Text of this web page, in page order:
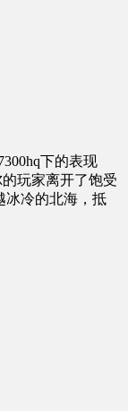
下的表现
玩家离开了饱受
冰冷的北海，抵